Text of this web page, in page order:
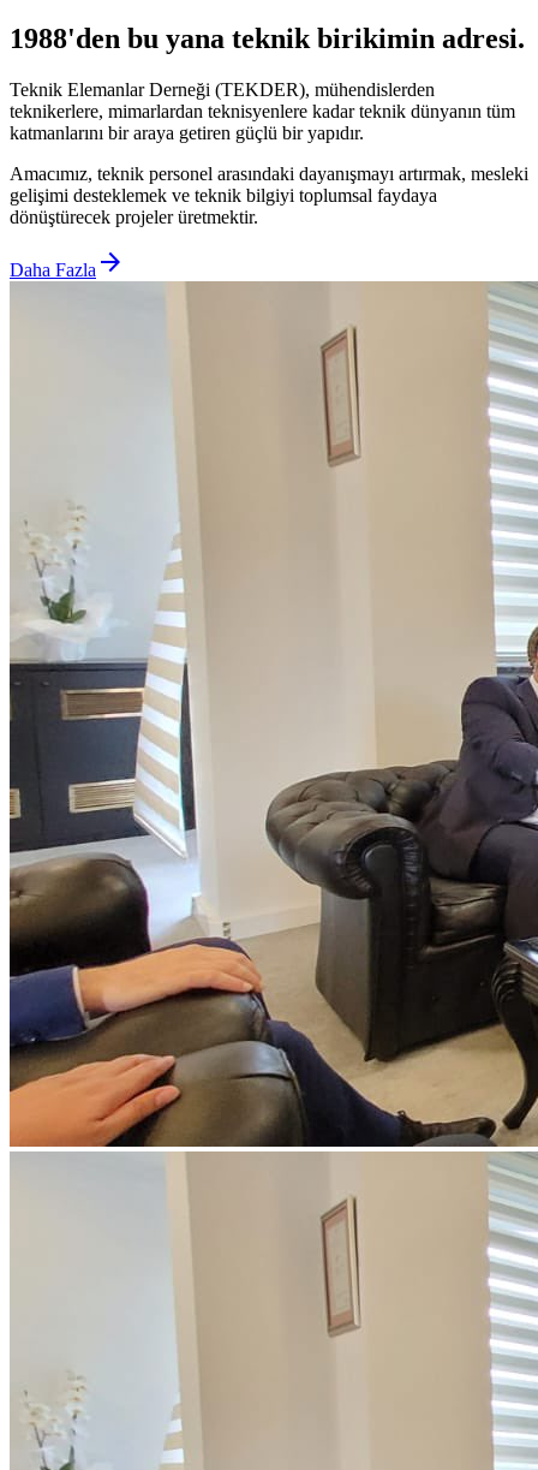
1988'den bu yana teknik birikimin adresi.
Teknik Elemanlar Derneği (TEKDER), mühendislerden
teknikerlere, mimarlardan teknisyenlere kadar teknik dünyanın tüm
katmanlarını bir araya getiren güçlü bir yapıdır.
Amacımız, teknik personel arasındaki dayanışmayı artırmak, mesleki
gelişimi desteklemek ve teknik bilgiyi toplumsal faydaya
dönüştürecek projeler üretmektir.
Daha Fazla arrow_forward